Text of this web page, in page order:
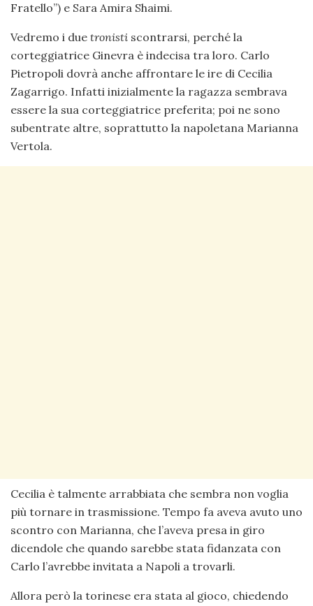
Fratello”) e Sara Amira Shaimi.
Vedremo i due tronisti scontrarsi, perché la
corteggiatrice Ginevra è indecisa tra loro. Carlo
Pietropoli dovrà anche affrontare le ire di Cecilia
Zagarrigo. Infatti inizialmente la ragazza sembrava
essere la sua corteggiatrice preferita; poi ne sono
subentrate altre, soprattutto la napoletana Marianna
Vertola.
Cecilia è talmente arrabbiata che sembra non voglia
più tornare in trasmissione. Tempo fa aveva avuto uno
scontro con Marianna, che l’aveva presa in giro
dicendole che quando sarebbe stata fidanzata con
Carlo l’avrebbe invitata a Napoli a trovarli.
Allora però la torinese era stata al gioco, chiedendo